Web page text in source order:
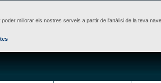
millorar els nostres serveis a partir de l'anàlisi de la teva